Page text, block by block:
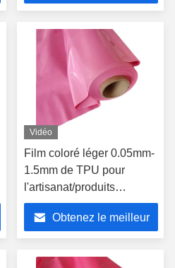
Vidéo
Film coloré léger 0.05mm-
1.5mm de TPU pour
l'artisanat/produits
gonflables
Obtenez le meilleur